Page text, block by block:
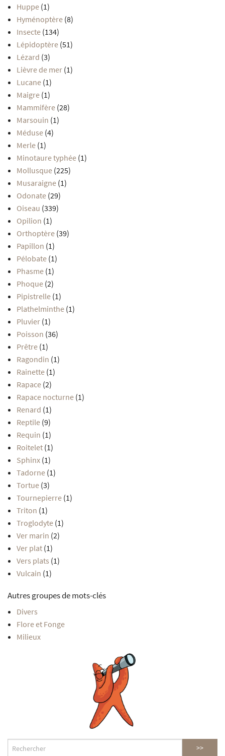
Huppe (1)
Hyménoptère (8)
Insecte (134)
Lépidoptère (51)
Lézard (3)
Lièvre de mer (1)
Lucane (1)
Maigre (1)
Mammifère (28)
Marsouin (1)
Méduse (4)
Merle (1)
Minotaure typhée (1)
Mollusque (225)
Musaraigne (1)
Odonate (29)
Oiseau (339)
Opilion (1)
Orthoptère (39)
Papillon (1)
Pélobate (1)
Phasme (1)
Phoque (2)
Pipistrelle (1)
Plathelminthe (1)
Pluvier (1)
Poisson (36)
Prêtre (1)
Ragondin (1)
Rainette (1)
Rapace (2)
Rapace nocturne (1)
Renard (1)
Reptile (9)
Requin (1)
Roitelet (1)
Sphinx (1)
Tadorne (1)
Tortue (3)
Tournepierre (1)
Triton (1)
Troglodyte (1)
Ver marin (2)
Ver plat (1)
Vers plats (1)
Vulcain (1)
Autres groupes de mots-clés
Divers
Flore et Fonge
Milieux